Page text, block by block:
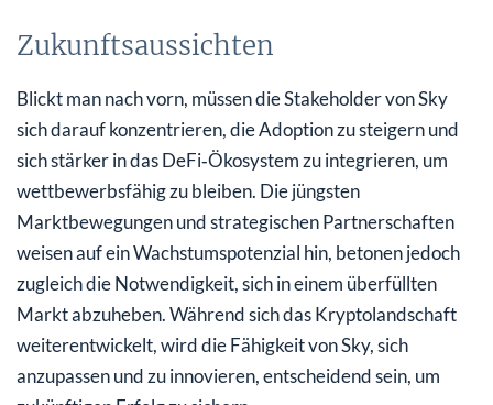
Zukunftsaussichten
Blickt man nach vorn, müssen die Stakeholder von Sky
sich darauf konzentrieren, die Adoption zu steigern und
sich stärker in das DeFi‑Ökosystem zu integrieren, um
wettbewerbsfähig zu bleiben. Die jüngsten
Marktbewegungen und strategischen Partnerschaften
weisen auf ein Wachstumspotenzial hin, betonen jedoch
zugleich die Notwendigkeit, sich in einem überfüllten
Markt abzuheben. Während sich das Kryptolandschaft
weiterentwickelt, wird die Fähigkeit von Sky, sich
anzupassen und zu innovieren, entscheidend sein, um